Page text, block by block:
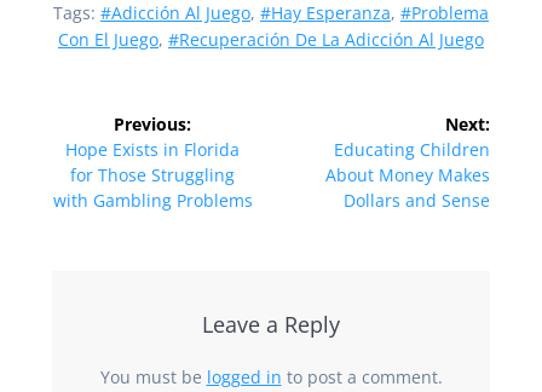
Tags: #Adicción Al Juego, #Hay Esperanza, #problema
Con El Juego, #Recuperación De La Adicción Al Juego
navigation
Previous:
Previous
post:
Hope Exists in Florida
for Those Struggling
with Gambling Problems
Next:
Next
post:
Educating Children
About Money Makes
Dollars and Sense
Leave a Reply
You must be logged in to post a comment.